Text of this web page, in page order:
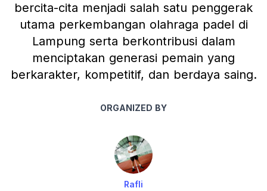
bercita-cita menjadi salah satu penggerak
utama perkembangan olahraga padel di
Lampung serta berkontribusi dalam
menciptakan generasi pemain yang
berkarakter, kompetitif, dan berdaya saing.
ORGANIZED BY
Rafli